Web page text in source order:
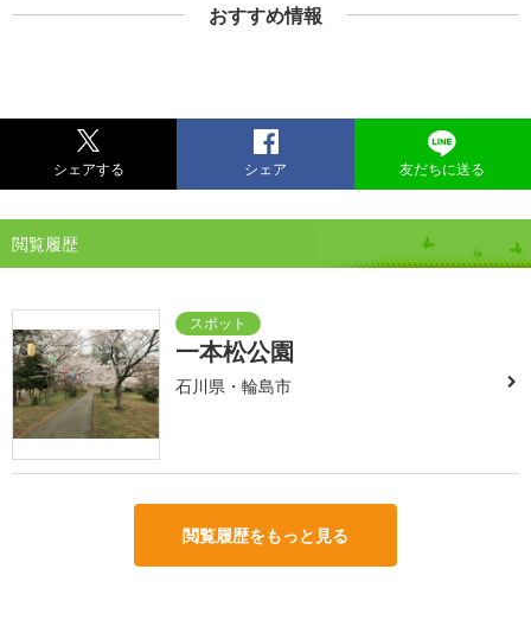
おすすめ情報
シェアする シェア 友だちに送る
閲覧履歴
一本松公園
石川県・輪島市
閲覧履歴をもっと見る